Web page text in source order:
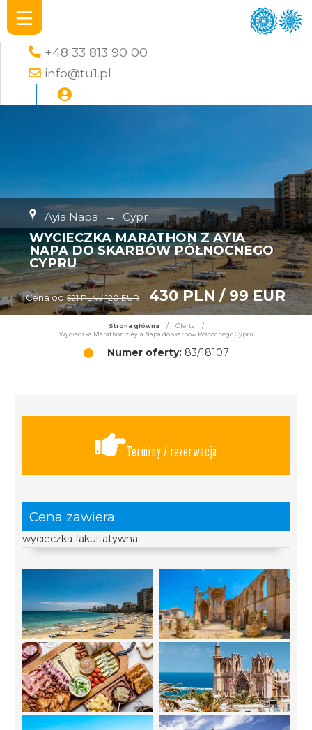
+48 33 813 90 00
info@tu1.pl
Ayia Napa → Cypr
WYCIECZKA MARATHON Z AYIA
NAPA DO SKARBÓW PÓŁNOCNEGO
CYPRU
Cena od 521 PLN / 120 EUR 430 PLN / 99 EUR
Strona główna / Oferta
/
Wycieczka Marathon z Ayia Napa do skarbów Północnego Cypru
Numer oferty:83/18107
Terminy / rezerwacja
Cena zawiera
wycieczka fakultatywna